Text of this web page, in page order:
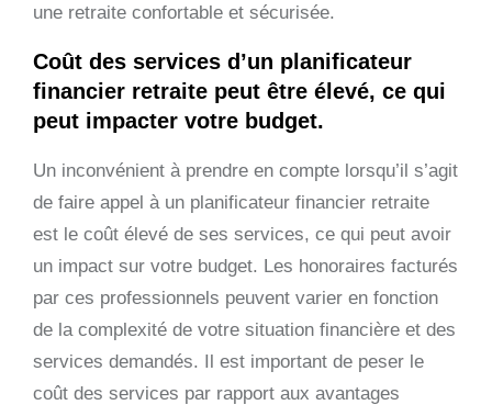
une retraite confortable et sécurisée.
Coût des services d’un planificateur
financier retraite peut être élevé, ce qui
peut impacter votre budget.
Un inconvénient à prendre en compte lorsqu’il s’agit
de faire appel à un planificateur financier retraite
est le coût élevé de ses services, ce qui peut avoir
un impact sur votre budget. Les honoraires facturés
par ces professionnels peuvent varier en fonction
de la complexité de votre situation financière et des
services demandés. Il est important de peser le
coût des services par rapport aux avantages